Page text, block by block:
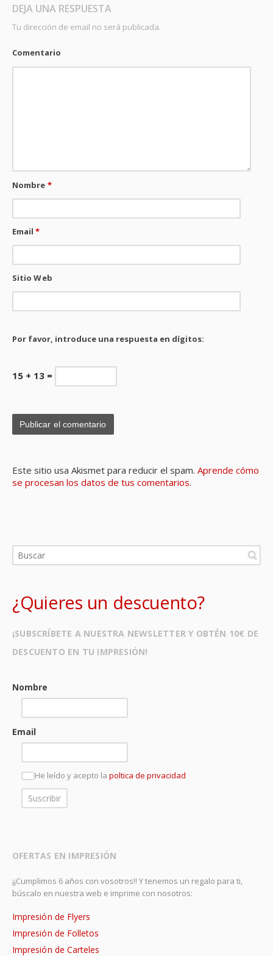
DEJA UNA RESPUESTA
Tu dirección de email no será publicada.
Comentario
Nombre *
Email*
Sitio Web
Por favor, introduce una respuesta en dígitos:
15 + 13 =
Este sitio usa Akismet para reducir el spam. Aprende cómo
se procesan los datos de tus comentarios.
¿Quieres un descuento?
¡SUBSCRÍBETE A NUESTRA NEWSLETTER Y OBTÉN 10€ DE
DESCUENTO EN TU IMPRESIÓN!
Nombre
Email
He leído y acepto la poltica de privacidad
OFERTAS EN IMPRESIÓN
¡¡Cumplimos 6 años con vosotros!! Y tenemos un regalo para ti,
búscalo en nuestra web e imprime con nosotros:
Impresión de Flyers
Impresión de Folletos
Impresión de Carteles